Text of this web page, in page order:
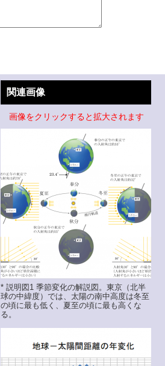
関連画像
画像をクリックすると拡大されます
* 説明図1 季節変化の解説図。東京（北半
球の中緯度）では、太陽の南中高度は冬至
の頃に最も低く、夏至の頃に最も高くな
る。